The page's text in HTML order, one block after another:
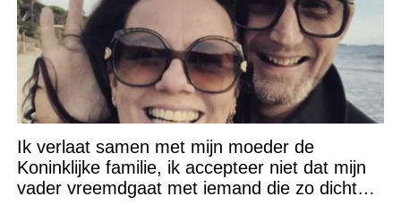
Ik verlaat samen met mijn moeder de
Koninklijke familie, ik accepteer niet dat mijn
vader vreemdgaat met iemand die zo dichtbij